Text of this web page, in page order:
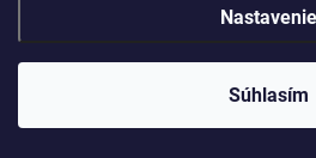
Nastavenie
Súhlasím
filtre. Použite ich! Ušetria vám
presne to, čo hľadáte, behom
NA CENTRÁLNOM SKLADE(10 KS) KÓD: